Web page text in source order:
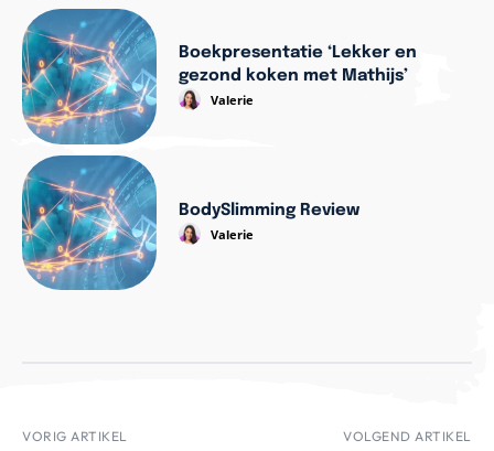
Boekpresentatie ‘Lekker en
gezond koken met Mathijs’
Valerie
BodySlimming Review
Valerie
VORIG ARTIKEL VOLGEND ARTIKEL